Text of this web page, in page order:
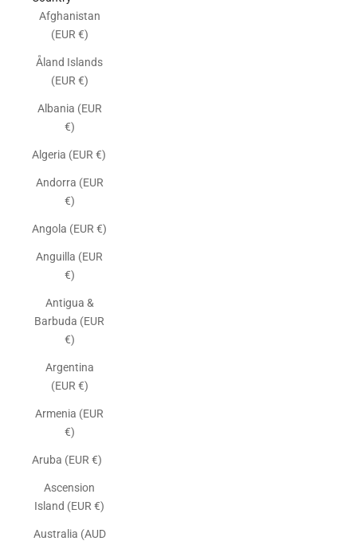
Afghanistan
(EUR €)
Åland Islands
(EUR €)
Albania (EUR
€)
Algeria (EUR €)
Andorra (EUR
€)
Angola (EUR €)
Anguilla (EUR
€)
Antigua &
Barbuda (EUR
€)
Argentina
(EUR €)
Armenia (EUR
€)
Aruba (EUR €)
Ascension
Island (EUR €)
Australia (AUD